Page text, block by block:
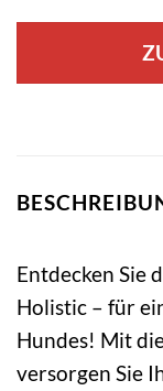
Entdecken Sie
Holistic – für
Hundes! Mit
versorgen Sie